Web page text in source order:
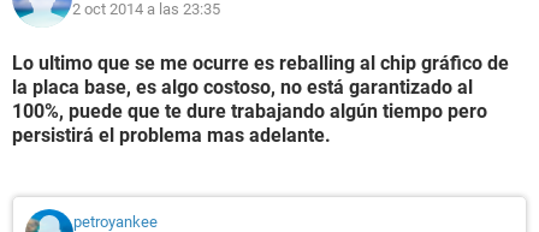
2 oct 2014 a las 23:35
Lo ultimo que se me ocurre es reballing al chip gráfico de
la placa base, es algo costoso, no está garantizado al
100%, puede que te dure trabajando algún tiempo pero
persistirá el problema mas adelante.
petroyankee